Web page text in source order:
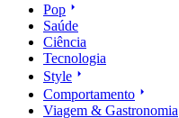
Pop
Saúde
Ciência
Tecnologia
Style
Comportamento
Viagem & Gastronomia